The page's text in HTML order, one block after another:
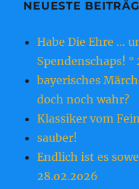
NEUESTE
Habe Die Ehre …
Spendenschaps! °
bayerisches
doch noch wahr?
Klassiker vom
sauber!
Endlich ist es
28.o2.2o26